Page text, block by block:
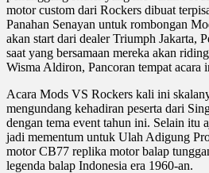
motor custom dari Rockers dibuat
Panahan Senayan untuk rombongan
akan start dari dealer Triumph Jakarta,
saat yang bersamaan mereka akan
Wisma Aldiron, Pancoran tempat acara
Acara Mods VS Rockers kali ini
mengundang kehadiran peserta dari
dengan tema event tahun ini. Selain itu
jadi mementum untuk Ulah Adigung
motor CB77 replika motor balap
legenda balap Indonesia era 1960-an.